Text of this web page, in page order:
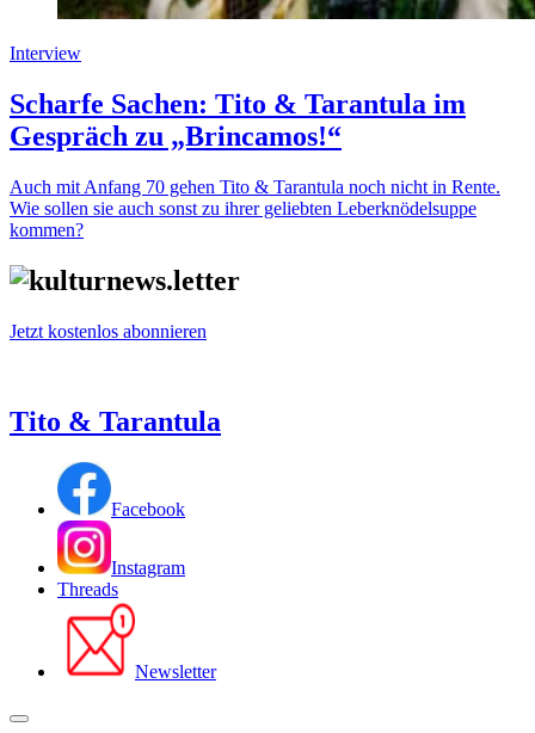
Interview
Scharfe Sachen: Tito & Tarantula im
Gespräch zu „Brincamos!“
Auch mit Anfang 70 gehen Tito & Tarantula noch nicht in Rente.
Wie sollen sie auch sonst zu ihrer geliebten Leberknödelsuppe
kommen?
Jetzt kostenlos abonnieren
Tito & Tarantula
Facebook
Instagram
Threads
Newsletter